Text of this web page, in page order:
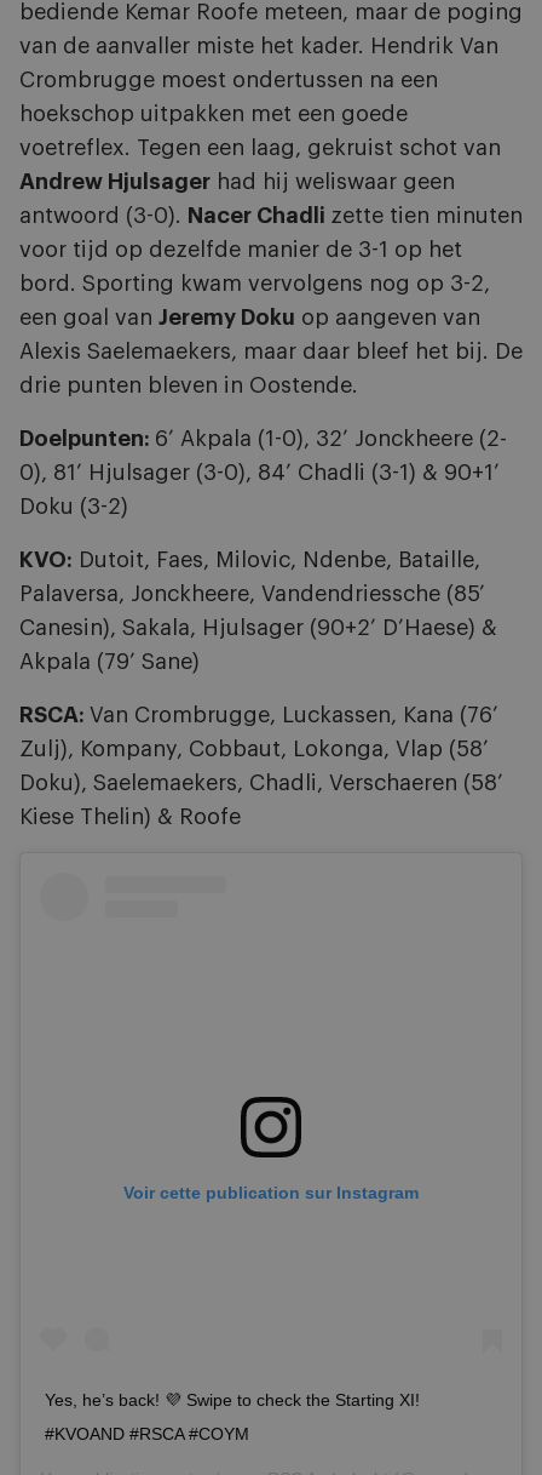
bediende Kemar Roofe meteen, maar de poging
van de aanvaller miste het kader. Hendrik Van
Crombrugge moest ondertussen na een
hoekschop uitpakken met een goede
voetreflex. Tegen een laag, gekruist schot van
Andrew Hjulsager had hij weliswaar geen
antwoord (3-0). Nacer Chadli zette tien minuten
voor tijd op dezelfde manier de 3-1 op het
bord. Sporting kwam vervolgens nog op 3-2,
een goal van Jeremy Doku op aangeven van
Alexis Saelemaekers, maar daar bleef het bij. De
drie punten bleven in Oostende.
Doelpunten: 6’ Akpala (1-0), 32’ Jonckheere (2-
0), 81’ Hjulsager (3-0), 84’ Chadli (3-1) & 90+1’
Doku (3-2)
KVO: Dutoit, Faes, Milovic, Ndenbe, Bataille,
Palaversa, Jonckheere, Vandendriessche (85’
Canesin), Sakala, Hjulsager (90+2’ D’Haese) &
Akpala (79’ Sane)
RSCA: Van Crombrugge, Luckassen, Kana (76’
Zulj), Kompany, Cobbaut, Lokonga, Vlap (58’
Doku), Saelemaekers, Chadli, Verschaeren (58’
Kiese Thelin) & Roofe
Voir cette publication sur Instagram
Yes, he’s back! 💜 Swipe to check the Starting XI!
#KVOAND #RSCA #COYM